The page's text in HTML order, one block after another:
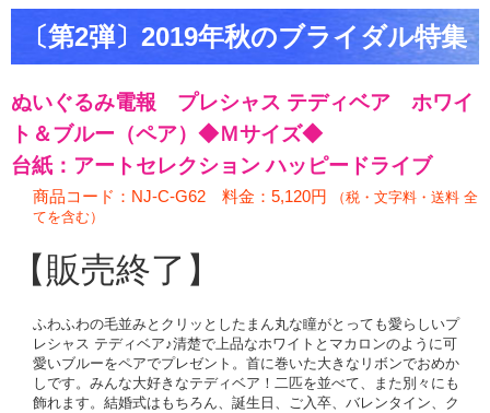
ぬいぐるみ電報 プレシャス テディベア ホワイ
ト＆ブルー（ペア）◆Ｍサイズ◆
台紙：アートセレクション ハッピードライブ
商品コード：NJ-C-G62 料金：5,120円
（税・文字料・送料 全
てを含む）
【販売終了】
ふわふわの毛並みとクリッとしたまん丸な瞳がとっても愛らしいプ
レシャス テディベア♪清楚で上品なホワイトとマカロンのように可
愛いブルーをペアでプレゼント。首に巻いた大きなリボンでおめか
しです。みんな大好きなテディベア！二匹を並べて、また別々にも
飾れます。結婚式はもちろん、誕生日、ご入卒、バレンタイン、ク